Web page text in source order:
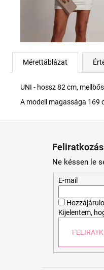
Mérettáblázat
UNI - hossz 82 cm,
A modell magassága 169
Ne késsen le
E-mail
Kijelentem,